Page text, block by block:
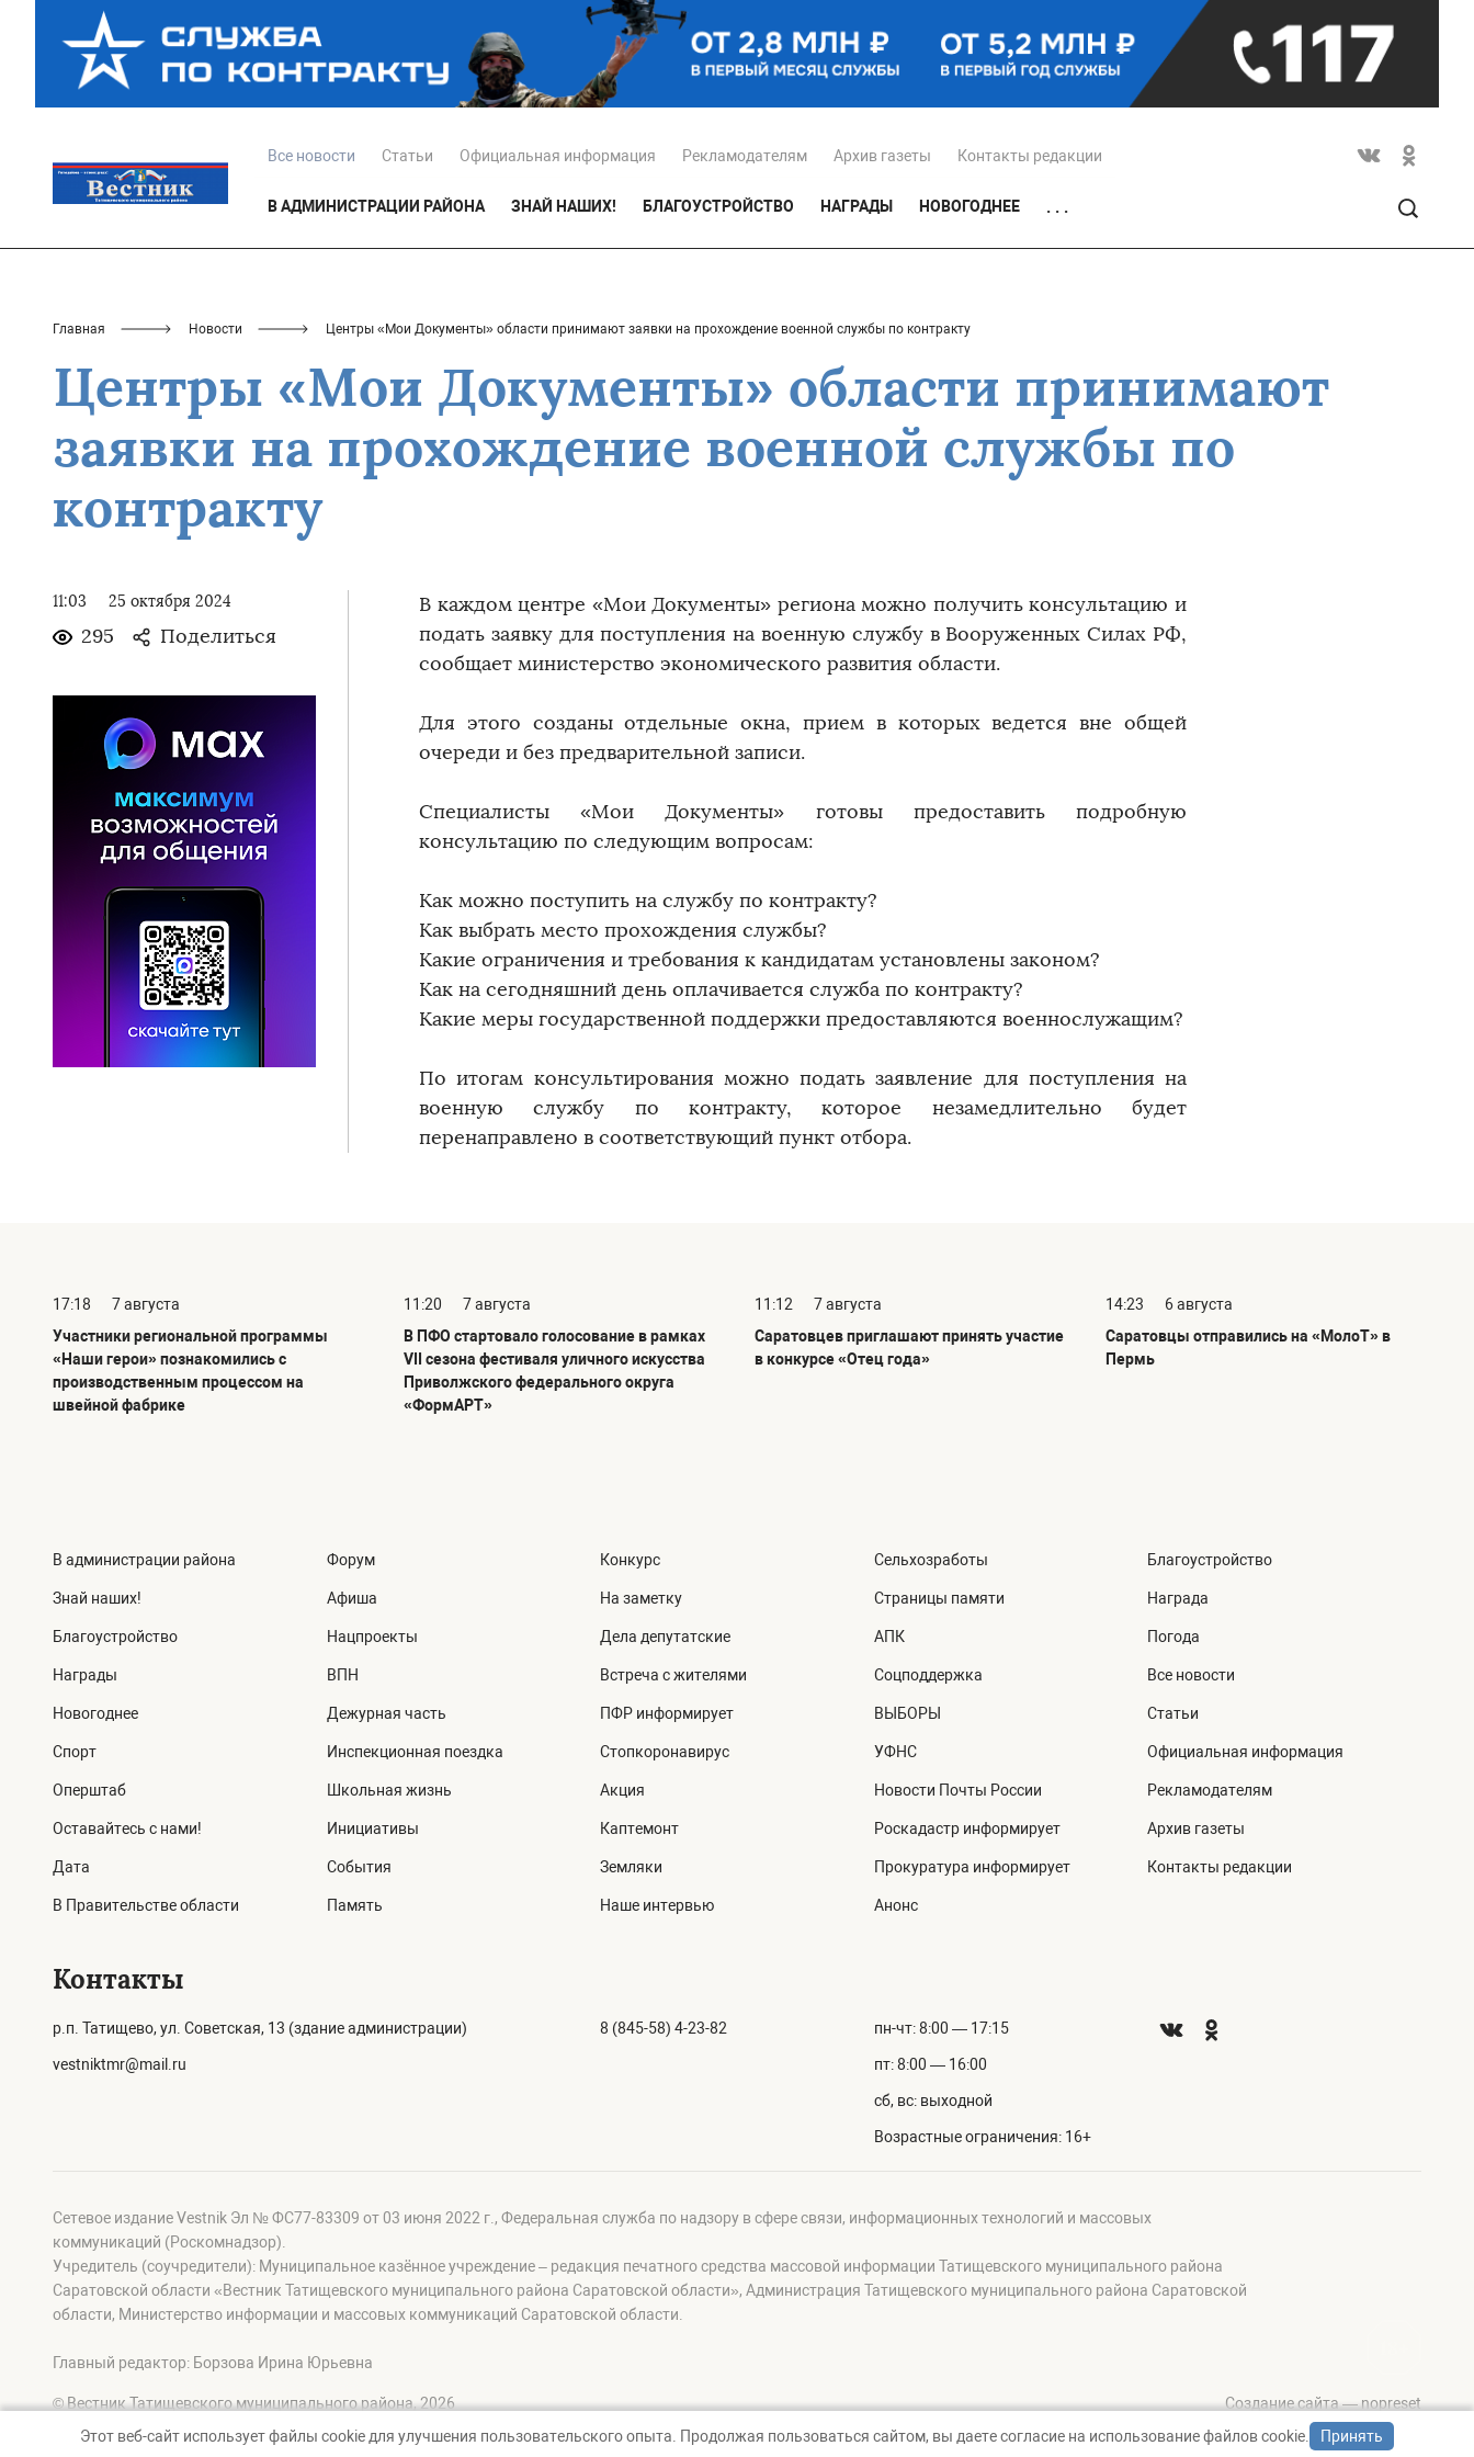
Все новости Статьи Официальная информация Рекламодателям Архив газеты Контакты редакции
В АДМИНИСТРАЦИИ РАЙОНА ЗНАЙ НАШИХ! БЛАГОУСТРОЙСТВО НАГРАДЫ НОВОГОДНЕЕ . . .
Главная Новости Центры «Мои Документы» области принимают заявки на прохождение военной службы по контракту
Центры «Мои Документы» области принимают
заявки на прохождение военной службы по
контракту
11:03 25 октября 2024
295 Поделиться
В каждом центре «Мои Документы» региона можно получить консультацию и
подать заявку для поступления на военную службу в Вооруженных Силах РФ,
сообщает министерство экономического развития области.
Для этого созданы отдельные окна, прием в которых ведется вне общей
очереди и без предварительной записи.
Специалисты «Мои Документы» готовы предоставить подробную
консультацию по следующим вопросам:
Как можно поступить на службу по контракту?
Как выбрать место прохождения службы?
Какие ограничения и требования к кандидатам установлены законом?
Как на сегодняшний день оплачивается служба по контракту?
Какие меры государственной поддержки предоставляются военнослужащим?
По итогам консультирования можно подать заявление для поступления на
военную службу по контракту, которое незамедлительно будет
перенаправлено в соответствующий пункт отбора.
17:18
7 августа
Участники региональной программы
«Наши герои» познакомились с
производственным процессом на
швейной фабрике
11:20
7 августа
В ПФО стартовало голосование в рамках
VII сезона фестиваля уличного искусства
Приволжского федерального округа
«ФормАРТ»
11:12
7 августа
Саратовцев приглашают принять участие
в конкурсе «Отец года»
14:23
6 августа
Саратовцы отправились на «МолоТ» в
Пермь
В администрации района
Знай наших!
Благоустройство
Награды
Новогоднее
Спорт
Оперштаб
Оставайтесь с нами!
Дата
В Правительстве области
Форум
Афиша
Нацпроекты
ВПН
Дежурная часть
Инспекционная поездка
Школьная жизнь
Инициативы
События
Память
Конкурс
На заметку
Дела депутатские
Встреча с жителями
ПФР информирует
Стопкоронавирус
Акция
Каптемонт
Земляки
Наше интервью
Сельхозработы
Страницы памяти
АПК
Соцподдержка
ВЫБОРЫ
УФНС
Новости Почты России
Роскадастр информирует
Прокуратура информирует
Анонс
Благоустройство
Награда
Погода
Все новости
Статьи
Официальная информация
Рекламодателям
Архив газеты
Контакты редакции
Контакты
р.п. Татищево, ул. Советская, 13 (здание администрации)
vestniktmr@mail.ru
8 (845-58) 4-23-82 пн-чт: 8:00 — 17:15
пт: 8:00 — 16:00
сб, вс: выходной
Возрастные ограничения: 16+
Сетевое издание Vestnik Эл № ФС77-83309 от 03 июня 2022 г., Федеральная служба по надзору в сфере связи, информационных технологий и массовых
коммуникаций (Роскомнадзор).
Учредитель (соучредители): Муниципальное казённое учреждение – редакция печатного средства массовой информации Татищевского муниципального района
Саратовской области «Вестник Татищевского муниципального района Саратовской области», Администрация Татищевского муниципального района Саратовской
области, Министерство информации и массовых коммуникаций Саратовской области.
Главный редактор: Борзова Ирина Юрьевна
© Вестник Татищевского муниципального района, 2026
Создание сайта — nopreset
Этот веб-сайт использует файлы cookie для улучшения пользовательского опыта. Продолжая пользоваться сайтом, вы даете согласие на использование файлов cookie.
Принять